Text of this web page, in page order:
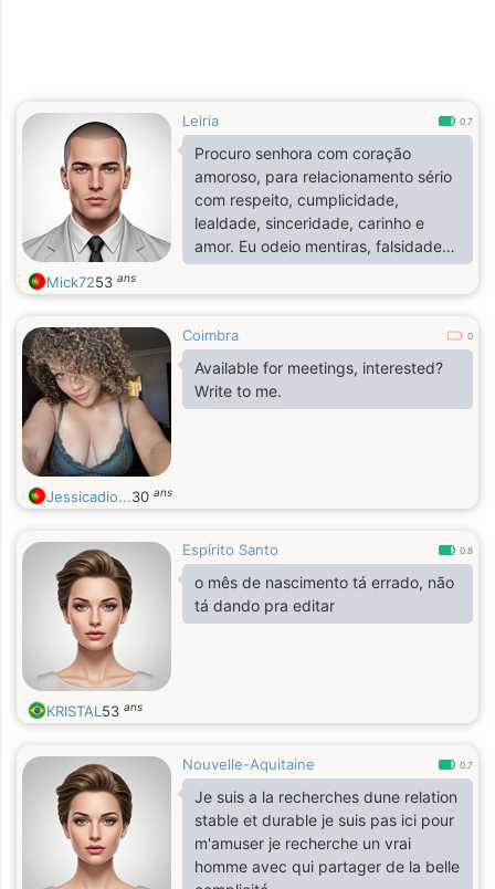
Leiria 0.7
Procuro senhora com coração
amoroso, para relacionamento sério
com respeito, cumplicidade,
lealdade, sinceridade, carinho e
amor. Eu odeio mentiras, falsidades
e traição. Estou procurando apenas
relacionamento sério, não diversão
e ser amado.
Mick7253 ans
Coimbra 0
Available for meetings, interested?
Write to me.
Jessicadio...30 ans
Espírito Santo 0.8
o mês de nascimento tá errado, não
tá dando pra editar
KRISTAL 53 ans
Nouvelle-Aquitaine 0.7
Je suis a la recherches dune relation
stable et durable je suis pas ici pour
m'amuser je recherche un vrai
homme avec qui partager de la belle